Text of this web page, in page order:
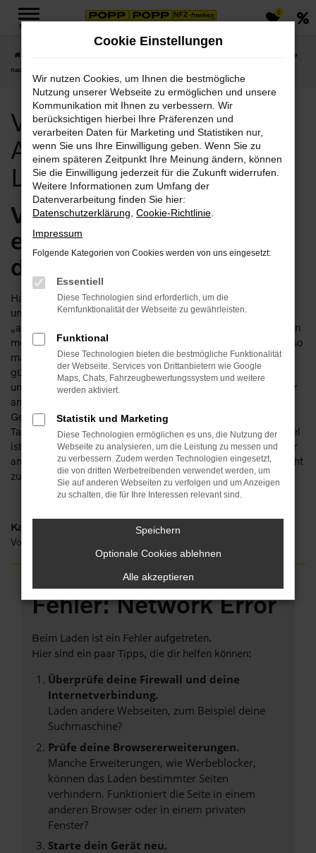
Zum
MENÜ
0
Volvo Hof, Volvo V90 Angebote mit Lieferservice
nach Hof
Volvo Hof, Volvo V90
Angebote mit
Lieferservice nach Hof
Volvo V90 in Hof – jetzt
einsteigen und
durchstarten
Haben Sie Lust, schon bald in Ihrem Volvo V90 in Hof
unterwegs zu sein? Dann lassen Sie uns gemeinsam daran
„arbeiten“. Keine Sorge: wir verfügen über eine Erfahrung von
mehr als 110 Jahren im Automobilbereich und haben schon so
manchen Traum erfüllt. So werden auch Sie staunen, wie
günstig ein Volvo V90 für Hof zu haben ist und wie viele
unterschiedliche Möglichkeiten existieren. Die Rede ist unter
anderem von einem Neuwagen. Oder einem
Gebrauchtfahrzeug, einem Jahreswagen, einer
Tageszulassung. Die Ideen gehen uns nicht aus und unser Ziel
ist Ihre Mobilität in Hof. Dass der Volvo V90 hierfür eines der
am Besten geeigneten Fahrzeuge ist, braucht hoffentlich nicht
zusätzlich erwähnt zu werden.
Kategorie
Volvo V90 Gebrauchtwagen Hof
Fehler: Network Error
Beim Laden ist ein Fehler aufgetreten.
Hier sind ein paar Tipps, die dir helfen können:
Überprüfe deine Firewall und deine
Internetverbindung.
Laden andere Webseiten, zum Beispiel deine
Suchmaschine?
Prüfe deine Browsererweiterungen.
Manche Erweiterungen, wie Werbeblocker,
können das Laden bestimmter Seiten
verhindern. Funktioniert die Seite in einem
anderen Browser oder in einem privaten
Fenster?
Starte dein Gerät neu.
Cookie Einstellungen
Wir nutzen Cookies, um Ihnen die bestmögliche
Nutzung unserer Webseite zu ermöglichen und unsere
Kommunikation mit Ihnen zu verbessern. Wir
berücksichtigen hierbei Ihre Präferenzen und
verarbeiten Daten für Marketing und Statistiken nur,
wenn Sie uns Ihre Einwilligung geben. Wenn Sie zu
einem späteren Zeitpunkt Ihre Meinung ändern, können
Sie die Einwilligung jederzeit für die Zukunft widerrufen.
Weitere Informationen zum Umfang der
Datenverarbeitung finden Sie hier:
Datenschutzerklärung Cookie-Richtlinie
Impressum
Folgende Kategorien von Cookies werden von uns eingesetzt:
Essentiell
Diese Technologien sind erforderlich, um die
Kernfunktionalität der Webseite zu gewährleisten.
Funktional
Diese Technologien bieten die bestmögliche Funktionalität
der Webseite. Services von Drittanbietern wie Google
Maps, Chats, Fahrzeugbewertungssystem und weitere
werden aktiviert.
Statistik und Marketing
Diese Technologien ermöglichen es uns, die Nutzung der
Webseite zu analysieren, um die Leistung zu messen und
zu verbessern. Zudem werden Technologien eingesetzt,
die von dritten Werbetreibenden verwendet werden, um
Sie auf anderen Webseiten zu verfolgen und um Anzeigen
zu schalten, die für Ihre Interessen relevant sind.
Speichern
Optionale Cookies ablehnen
Alle akzeptieren